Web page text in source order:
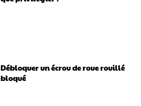
Débloquer un écrou de roue rouillé
bloqué